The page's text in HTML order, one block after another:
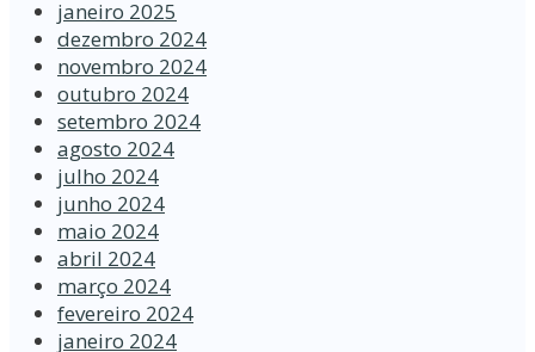
janeiro 2025
dezembro 2024
novembro 2024
outubro 2024
setembro 2024
agosto 2024
julho 2024
junho 2024
maio 2024
abril 2024
março 2024
fevereiro 2024
janeiro 2024